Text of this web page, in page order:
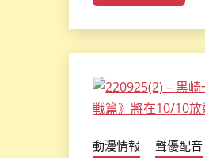
動漫情報 聲優配音